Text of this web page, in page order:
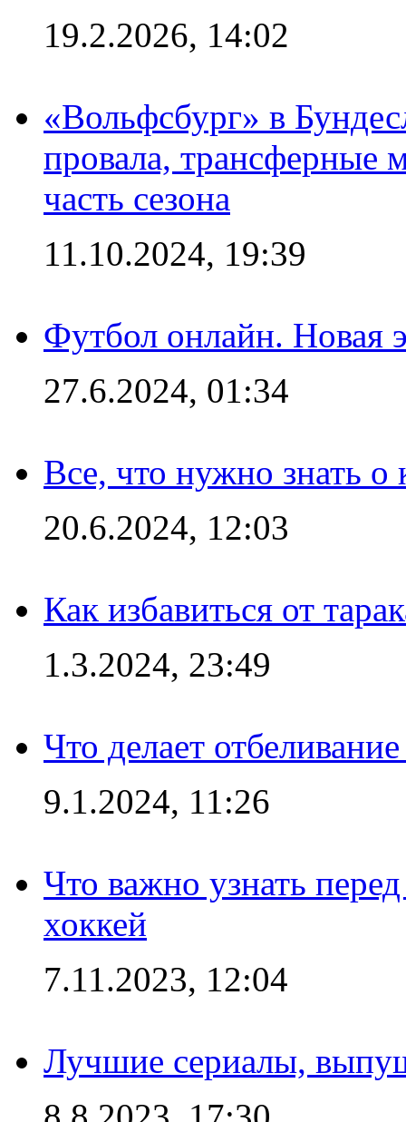
19.2.2026, 14:02
«Вольфсбург» в
провала, трансферные
часть сезона
11.10.2024, 19:39
Футбол онлайн. Новая
27.6.2024, 01:34
Все, что нужно знать о
20.6.2024, 12:03
Как избавиться от
1.3.2024, 23:49
Что делает
9.1.2024, 11:26
Что важно узнать
хоккей
7.11.2023, 12:04
Лучшие сериалы,